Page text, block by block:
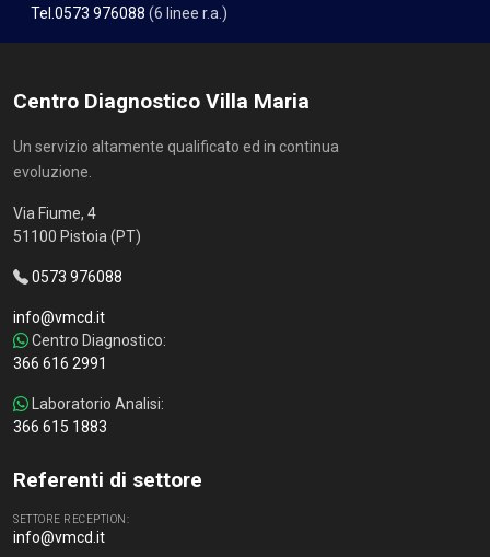
Tel.0573 976088 (6 linee r.a.)
Centro Diagnostico Villa Maria
Un servizio altamente qualificato ed in continua
evoluzione.
Via Fiume, 4
51100 Pistoia (PT)
0573 976088
info@vmcd.it
Centro Diagnostico:
366 616 2991
Laboratorio Analisi:
366 615 1883
Referenti di settore
SETTORE RECEPTION:
info@vmcd.it